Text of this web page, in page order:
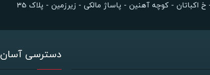
- کوچه آهنین - پاساژ مالکی - زیرزمین - پلاک 35
دسترسی آسان